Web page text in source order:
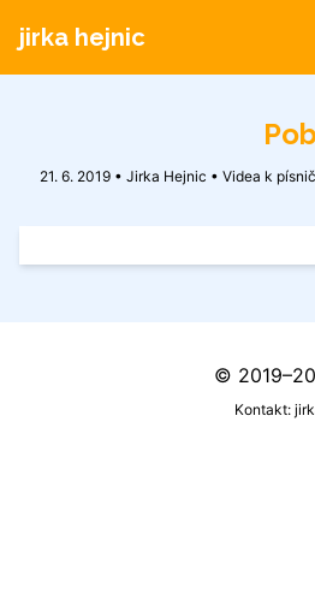
jirka hejnic
21. 6. 2019 • Jirka Hejnic • Videa k
©
Kontakt: